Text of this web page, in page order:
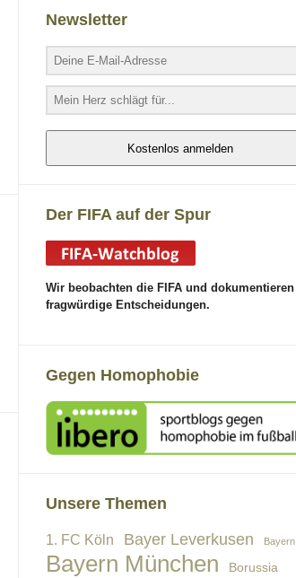
Newsletter
Kostenlos anmelden
Der FIFA auf der Spur
Wir beobachten die FIFA und dokumentieren
fragwürdige Entscheidungen.
Gegen Homophobie
Unsere Themen
1. FC Köln Bayer Leverkusen Bayern
Bayern München
Borussia